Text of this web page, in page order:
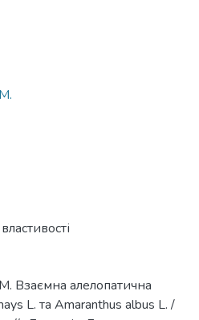
Взаємна алелопатична
L. та Amaranthus albus L. /